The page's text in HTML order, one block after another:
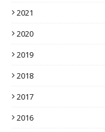
2021
2020
2019
2018
2017
2016